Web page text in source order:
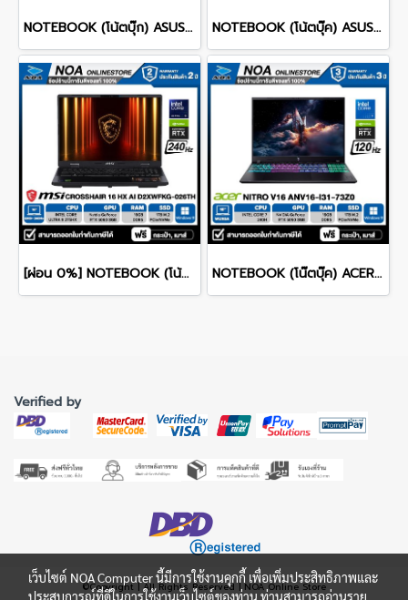
NOTEBOOK (โน้ตบุ๊ก) ASUS ROG ZEPHYRUS DUO 16 GX651AX-SR006WA 16" 3K OLED 120Hz Touchscreen/ULTRA 9 386H/64GB/SSD 2TB/RTX 5090/WINDOWS 11+MS OFFICE รับประกันศูนย์ไทย 3ปี NOTEBOOK (โน้ตบุ๊ค) ASUS TUF GAMING A16 FA607NUQ-RL010W 16" FHD+ 144Hz/RYZEN 7 170/RAM 8GB/SSD 512GB/RTX4050 รับประกันซ่อมฟรีถึงบ้าน 2ปี
[ผ่อน 0%] NOTEBOOK (โน้ตบุ๊ก) MSI CROSSHAIR 16 HX AI D2XWFKG-026TH 16" QHD+ 240Hz/CORE ULTRA 9 275HX/RAM 16GB/SSD 1B/RTX 5060/WINDOWS /11+OFFICE รับประกันศูนย์ไทย 2ปี NOTEBOOK (โน๊ตบุ๊ค) ACER NITRO V 16 ANV16-I31-73Z0 16-inch WUXGA/CORE 7 240H/16GB/SSD 1TB/RTX 5060/WINDOWS 11 รับประกันซ่อมฟรีถึงบ้าน 3ปี
Verified by
©Copyright | All Rights Reserved | NOA Online Store
เว็บไซต์ NOA Computer นี้มีการใช้งานคุกกี้ เพื่อเพิ่มประสิทธิภาพและ
ประสบการณ์ที่ดีในการใช้งานเว็บไซต์ของท่าน ท่านสามารถอ่านราย